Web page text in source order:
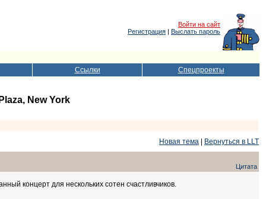
Войти на сайт
Регистрация | Выслать пароль
Ссылки Спецпроекты
New York
Новая тема
Вернуться в LLT
Цитата
концерт для нескольких сотен счастливчиков.